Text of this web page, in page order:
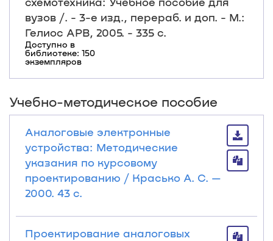
вузов /. - 3-е изд., перераб. и доп. - М.:
Гелиос АРВ, 2005. - 335 с.
Доступно в
библиотеке: 150
экземпляров
Учебно-методическое пособие
Аналоговые электронные
устройства: Методические
указания по курсовому
проектированию / Красько А. С. —
2000. 43 с.
Проектирование аналоговых